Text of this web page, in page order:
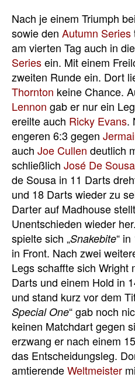
Nach je einem Triumph
sowie den Autumn Series
am vierten Tag auch in
Seriesein. Mit einem
zweiten Runde ein. Dort
Thornton keine Chance.
Lennon gab er nur ein
ereilte auch Ricky Evans.
engeren 6:3 gegen
auch Joe Cullen deutlich
schließlich José De Sousa
de Sousa in 11 Darts
und 18 Darts wieder zu
Darter auf Madhouse
Unentschieden wieder
spielte sich „Snakebite“
in Front. Nach zwei
Legs schaffte sich Wright
Darts und einem Hold in
und stand kurz vor dem
Special One“ gab noch
keinen Matchdart gegen
erzwang er nach einem
das Entscheidungsleg.
amtierendeWeltmeister